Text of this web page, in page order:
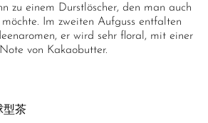
zu einem Durstlöscher, den man auch
Im zweiten Aufguss entfalten
er wird sehr floral, mit einer
von Kakaobutter.
型茶